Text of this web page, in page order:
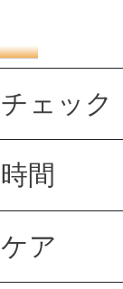
ェック
間
ア